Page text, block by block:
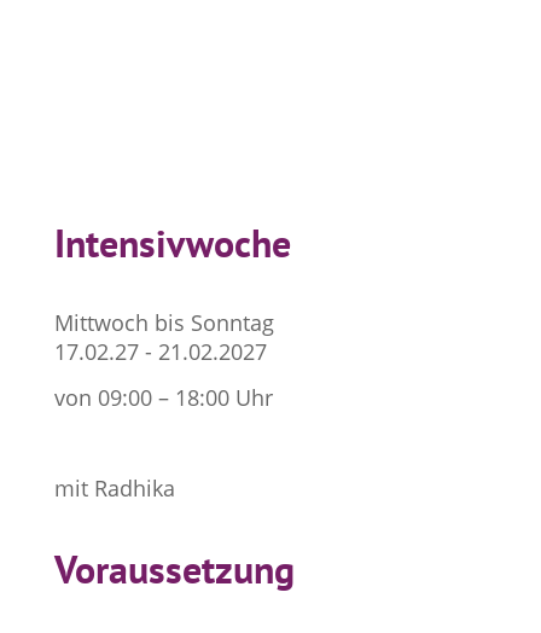
Intensivwoche
Mittwoch bis Sonntag
17.02.27 - 21.02.2027
von 09:00 – 18:00 Uhr
mit Radhika
Voraussetzung